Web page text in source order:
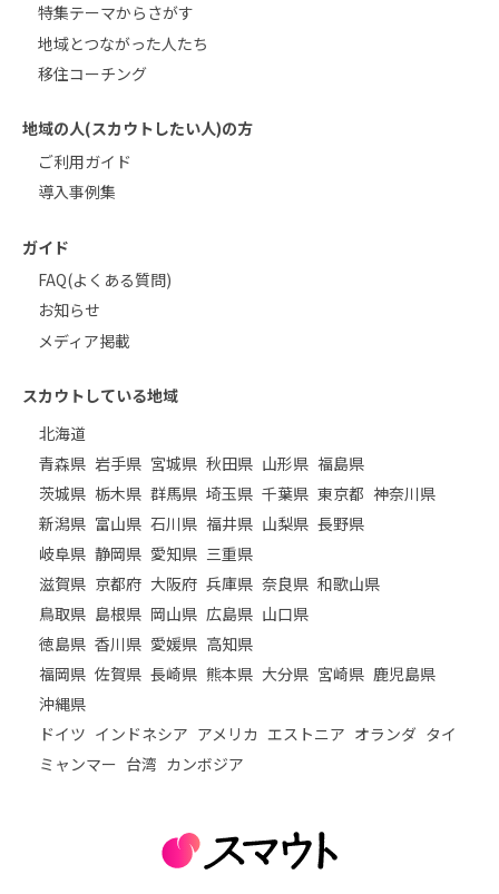
特集テーマからさがす
地域とつながった人たち
移住コーチング
地域の人(スカウトしたい人)の方
ご利用ガイド
導入事例集
ガイド
FAQ(よくある質問)
お知らせ
メディア掲載
スカウトしている地域
北海道
青森県 岩手県 宮城県 秋田県 山形県 福島県
茨城県 栃木県 群馬県 埼玉県 千葉県 東京都 神奈川県
新潟県 富山県 石川県 福井県 山梨県 長野県
岐阜県 静岡県 愛知県 三重県
滋賀県 京都府 大阪府 兵庫県 奈良県 和歌山県
鳥取県 島根県 岡山県 広島県 山口県
徳島県 香川県 愛媛県 高知県
福岡県 佐賀県 長崎県 熊本県 大分県 宮崎県 鹿児島県
沖縄県
ドイツ インドネシア アメリカ エストニア オランダ タイ
ミャンマー 台湾 カンボジア